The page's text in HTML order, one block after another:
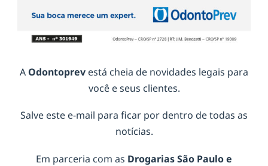
A Odontoprev está cheia de novidades legais para
você e seus clientes.
Salve este e-mail para ficar por dentro de todas as
notícias.
Em parceria com as Drogarias São Paulo e